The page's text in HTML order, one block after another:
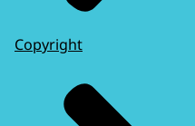
Copyright